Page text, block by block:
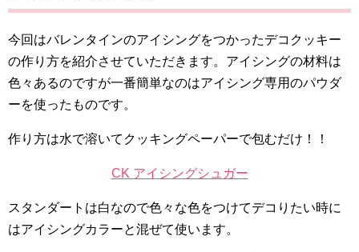
今回はバレンタインのアイシングをつかったデコクッキー
の作り方を紹介させていただきます。アイシングの材料は
色々あるのですが一番簡単なのはアイシング専用のパウダ
ーを使ったものです。
作り方は水で溶いてクッキングペーパーで包むだけ！！
CK アイシングシュガー
スタンダートは白なので色々な色をつけてデコりたい時に
はアイシングカラーと混ぜて使います。